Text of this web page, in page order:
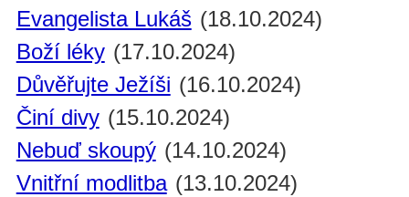
Evangelista Lukáš (18.10.2024)
Boží léky (17.10.2024)
Důvěřujte Ježíši (16.10.2024)
Činí divy (15.10.2024)
Nebuď skoupý (14.10.2024)
Vnitřní modlitba (13.10.2024)